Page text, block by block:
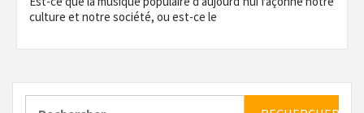
culture et notre société, ou est-ce le